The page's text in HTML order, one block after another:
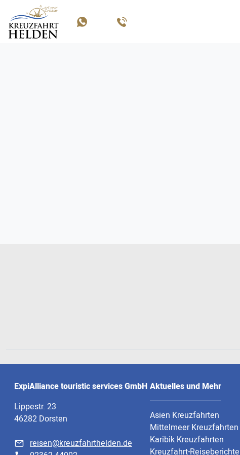
ExpiAlliance touristic services GmbH
Lippestr. 23
46282 Dorsten
reisen@kreuzfahrthelden.de
Aktuelles und Mehr
Asien Kreuzfahrten
Mittelmeer Kreuzfahrten
Karibik Kreuzfahrten
Kreuzfahrt-Reiseberichte